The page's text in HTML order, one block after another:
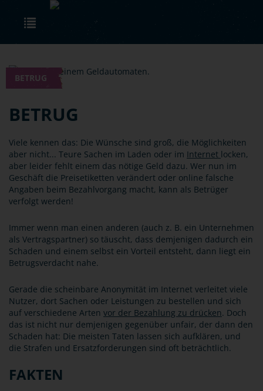
Skip to main content
BETRUG
BETRUG
Viele kennen das: Die Wünsche sind groß, die Möglichkeiten
aber nicht... Teure Sachen im Laden oder im Internet locken,
aber leider fehlt einem das nötige Geld dazu. Wer nun im
Geschäft die Preisetiketten verändert oder online falsche
Angaben beim Bezahlvorgang macht, kann als Betrüger
verfolgt werden!
Immer wenn man einen anderen (auch z. B. ein Unternehmen
als Vertragspartner) so täuscht, dass demjenigen dadurch ein
Schaden und einem selbst ein Vorteil entsteht, dann liegt ein
Betrugsverdacht nahe.
Gerade die scheinbare Anonymität im Internet verleitet viele
Nutzer, dort Sachen oder Leistungen zu bestellen und sich
auf verschiedene Arten vor der Bezahlung zu drücken. Doch
das ist nicht nur demjenigen gegenüber unfair, der dann den
Schaden hat: Die meisten Taten lassen sich aufklären, und
die Strafen und Ersatzforderungen sind oft beträchtlich.
FAKTEN